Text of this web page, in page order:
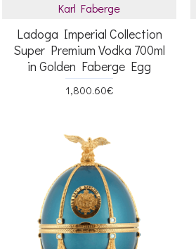
Karl Faberge
Ladoga Imperial Collection
Super Premium Vodka 700ml
in Golden Faberge Egg
1,800.60€